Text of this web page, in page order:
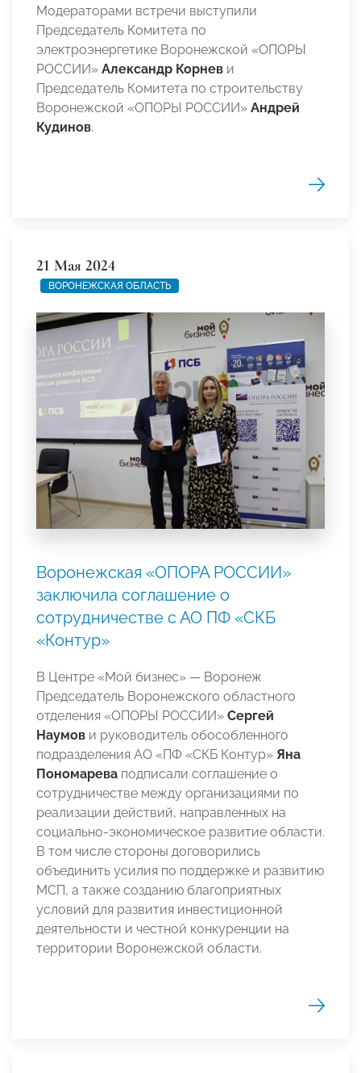
Модераторами встречи выступили
Председатель Комитета по
электроэнергетике Воронежской «ОПОРЫ
РОССИИ» Александр Корнев и
Председатель Комитета по строительству
Воронежской «ОПОРЫ РОССИИ» Андрей
Кудинов.
21 Мая 2024
ВОРОНЕЖСКАЯ ОБЛАСТЬ
Воронежская «ОПОРА РОССИИ»
заключила соглашение о
сотрудничестве с АО ПФ «СКБ
«Контур»
В Центре «Мой бизнес» — Воронеж
Председатель Воронежского областного
отделения «ОПОРЫ РОССИИ» Сергей
Наумов и руководитель обособленного
подразделения АО «ПФ «СКБ Контур» Яна
Пономарева подписали соглашение о
сотрудничестве между организациями по
реализации действий, направленных на
социально-экономическое развитие области.
В том числе стороны договорились
объединить усилия по поддержке и развитию
МСП, а также созданию благоприятных
условий для развития инвестиционной
деятельности и честной конкуренции на
территории Воронежской области.